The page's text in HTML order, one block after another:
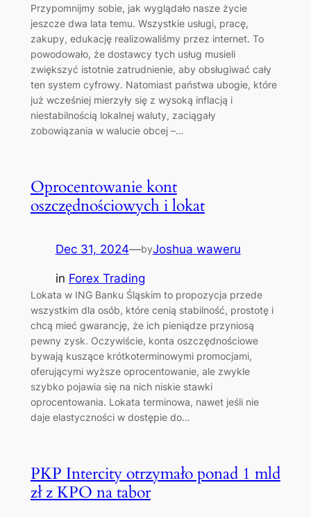
Przypomnijmy sobie, jak wyglądało nasze życie
jeszcze dwa lata temu. Wszystkie usługi, pracę,
zakupy, edukację realizowaliśmy przez internet. To
powodowało, że dostawcy tych usług musieli
zwiększyć istotnie zatrudnienie, aby obsługiwać cały
ten system cyfrowy. Natomiast państwa ubogie, które
już wcześniej mierzyły się z wysoką inflacją i
niestabilnością lokalnej waluty, zaciągały
zobowiązania w walucie obcej –…
Oprocentowanie kont
oszczędnościowych i lokat
Dec 31, 2024—byJoshua waweru
in Forex Trading
Lokata w ING Banku Śląskim to propozycja przede
wszystkim dla osób, które cenią stabilność, prostotę i
chcą mieć gwarancję, że ich pieniądze przyniosą
pewny zysk. Oczywiście, konta oszczędnościowe
bywają kuszące krótkoterminowymi promocjami,
oferującymi wyższe oprocentowanie, ale zwykle
szybko pojawia się na nich niskie stawki
oprocentowania. Lokata terminowa, nawet jeśli nie
daje elastyczności w dostępie do…
PKP Intercity otrzymało ponad 1 mld
zł z KPO na tabor